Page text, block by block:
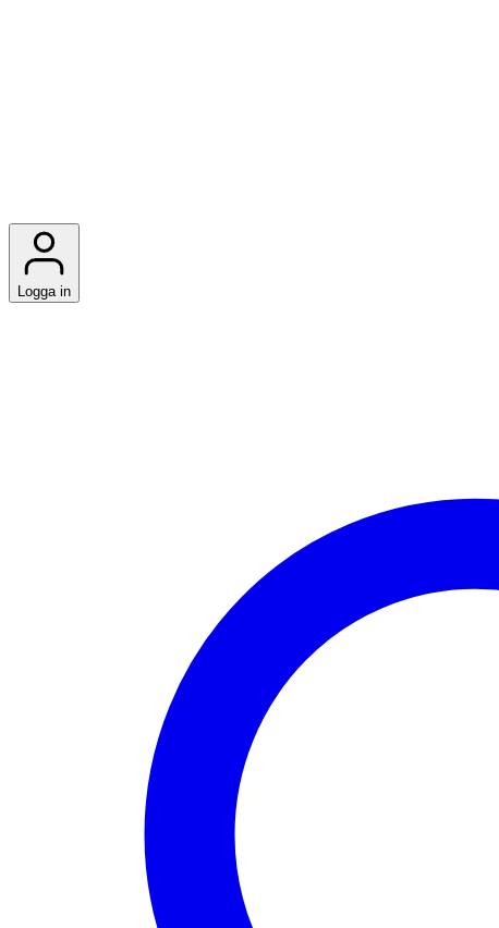
Logga in